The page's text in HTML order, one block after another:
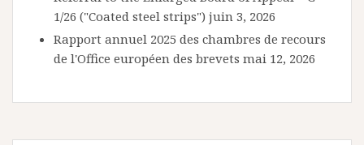
1/26 ("Coated steel strips") juin 3, 2026
Rapport annuel 2025 des chambres de recours
de l'Office européen des brevets mai 12, 2026